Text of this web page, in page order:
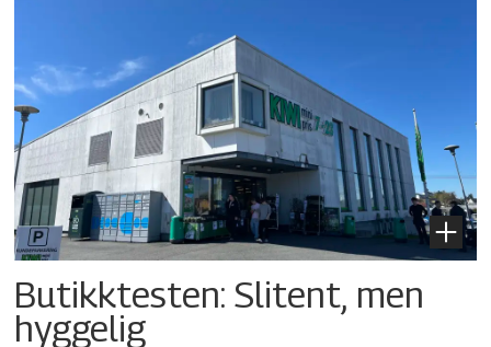
Butikktesten: Slitent, men
hyggelig